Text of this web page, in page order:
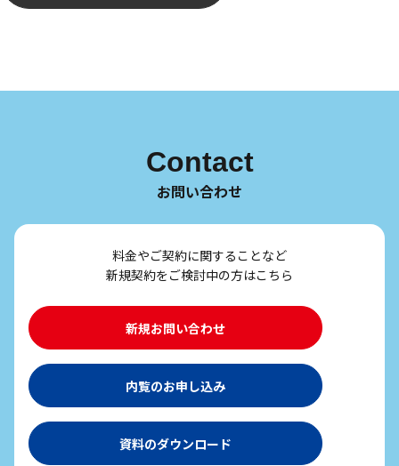
Contact
お問い合わせ
料金やご契約に関することなど
新規契約をご検討中の方はこちら
新規お問い合わせ
内覧のお申し込み
資料のダウンロード